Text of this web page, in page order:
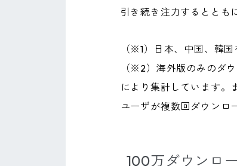
引き続き注力するととも
（※1）日本、中国、韓
（※2）海外版のみのダ
により集計しています。
ユーザが複数回ダウンロ
100万ダウンロ